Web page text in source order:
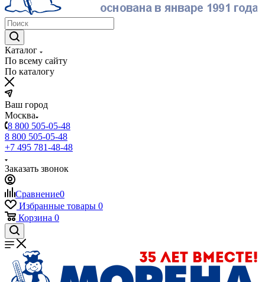
Каталог
По всему сайту
По каталогу
Ваш город
Москва
8 800 505-05-48
8 800 505-05-48
+7 495 781-48-48
Заказать звонок
Сравнение0
Избранные товары 0
Корзина 0